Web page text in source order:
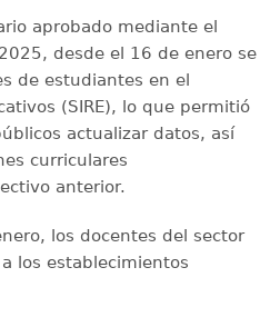
aprobado mediante el
desde el 16 de enero se
de estudiantes en el
(SIRE), lo que permitió
actualizar datos, así
curriculares
anterior.
los docentes del sector
los establecimientos